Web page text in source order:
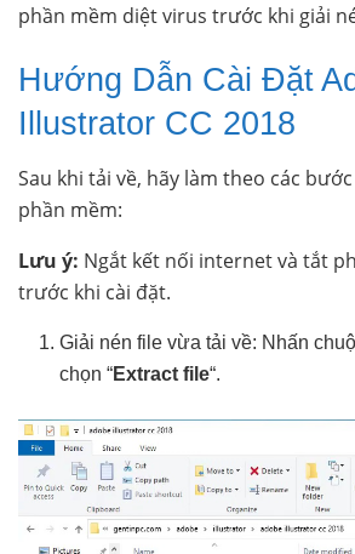
phần mềm diệt virus trước khi giải
Hướng Dẫn Cài Đặt
Illustrator CC 2018
Sau khi tải về, hãy làm theo các
phần mềm:
Lưu ý: Ngắt kết nối internet và tắt
trước khi cài đặt.
Giải nén file vừa tải về: Nhấn
chọn “Extract file“.